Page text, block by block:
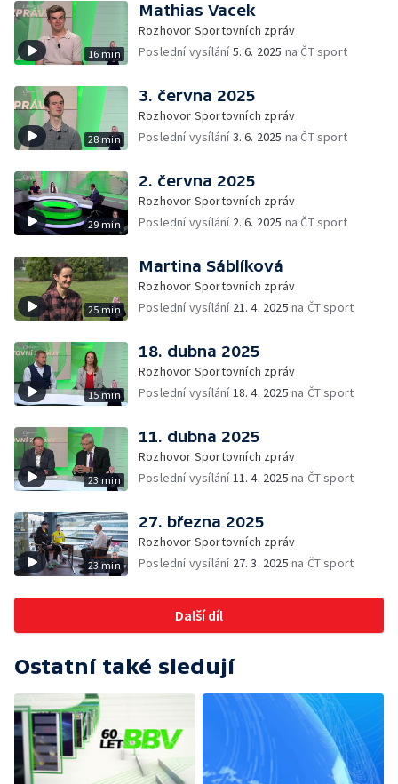
16 min
Mathias Vacek
Rozhovor Sportovních zpráv
Poslední vysílání5. 6. 2025 na ČT sport
28 min
3. června 2025
Rozhovor Sportovních zpráv
Poslední vysílání3. 6. 2025 na ČT sport
29 min
2. června 2025
Rozhovor Sportovních zpráv
Poslední vysílání 2. 6. 2025 na ČT sport
25 min
Martina Sáblíková
Rozhovor Sportovních zpráv
Poslední vysílání 21. 4. 2025 na ČT sport
15 min
18. dubna 2025
Rozhovor Sportovních zpráv
Poslední vysílání18. 4. 2025 na ČT sport
23 min
11. dubna 2025
Rozhovor Sportovních zpráv
Poslední vysílání11. 4. 2025 na ČT sport
23 min
27. března 2025
Rozhovor Sportovních zpráv
Poslední vysílání 27. 3. 2025 na ČT sport
Další díl
Ostatní také sledují